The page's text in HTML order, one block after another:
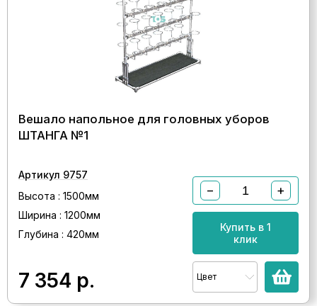
Вешало напольное для головных уборов
ШТАНГА №1
Артикул 9757
Высота : 1500мм
Ширина : 1200мм
Глубина : 420мм
7 354 р.
− +
Купить в 1
клик
Цвет